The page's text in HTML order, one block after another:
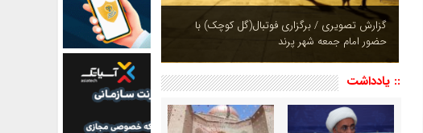
چشم نوازی بوستان های شهر پرند در فصل بهار +
تصاویر
:: یادداشت